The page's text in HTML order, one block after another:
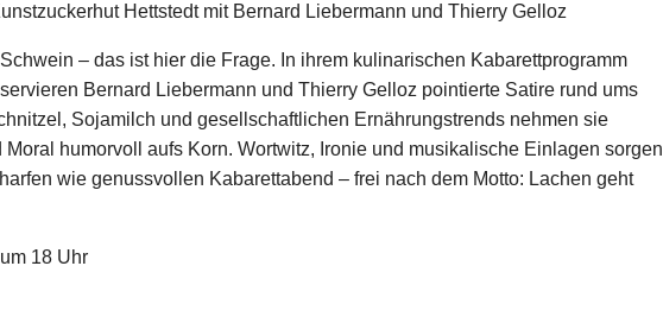
Hettstedt mit Bernard Liebermann und Thierry Gelloz
– das ist hier die Frage. In ihrem kulinarischen Kabarettprogramm
servieren Bernard Liebermann und Thierry Gelloz pointierte Satire rund ums
Sojamilch und gesellschaftlichen Ernährungstrends nehmen sie
Moral humorvoll aufs Korn. Wortwitz, Ironie und musikalische Einlagen sorgen
wie genussvollen Kabarettabend – frei nach dem Motto: Lachen geht
18 Uhr